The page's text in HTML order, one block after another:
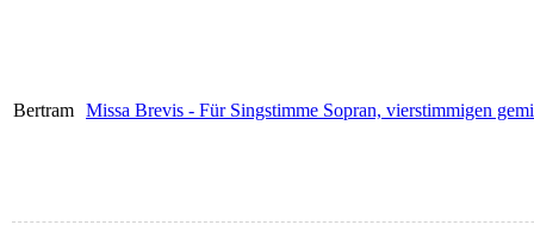
Bertram Missa Brevis - Für Singstimme Sopran, vierstimmigen